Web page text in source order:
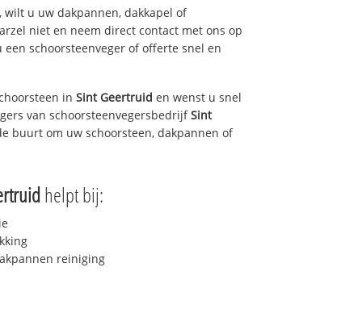
u uw dakpannen, dakkapel of
niet en neem direct contact met ons op
een schoorsteenveger of offerte snel en
in Sint Geertruid en wenst u snel
van schoorsteenvegersbedrijfSint
buurt om uw schoorsteen, dakpannen of
helpt bij:
reiniging